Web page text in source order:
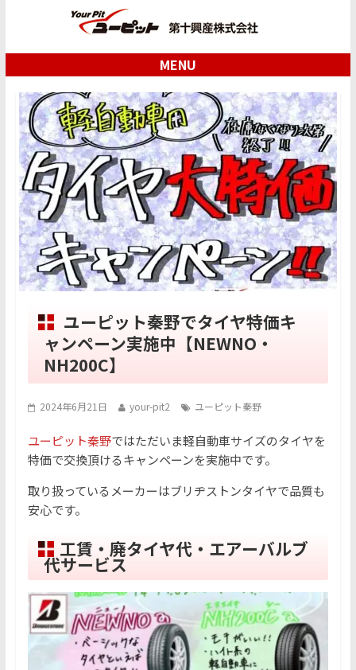
MENU
ユーピット秦野でタイヤ特価キ
ャンペーン実施中【NEWNO・
NH200C】
2024年6月21日 your-pit2 ユーピット秦野
ユーピット秦野ではただいま軽自動車サイズのタイヤを
特価で交換頂けるキャンペーンを実施中です。
取り扱っているメーカーはブリヂストンタイヤで品質も
安心です。
工賃・廃タイヤ代・エアーバルブ
代サービス